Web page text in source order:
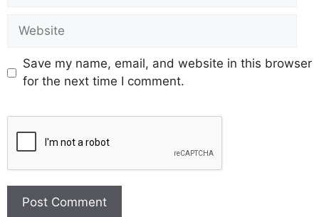
Save my name, email, and website in this browser
for the next time I comment.